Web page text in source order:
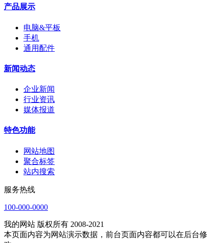
产品展示
电脑&平板
手机
通用配件
新闻动态
企业新闻
行业资讯
媒体报道
特色功能
网站地图
聚合标签
站内搜索
服务热线
100-000-0000
我的网站 版权所有 2008-2021
本页面内容为网站演示数据，前台页面内容都可以在后台修